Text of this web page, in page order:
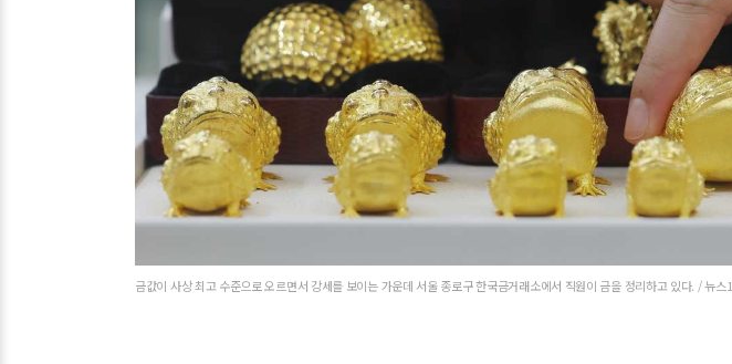
금값이 사상 최고 수준으로 오르면서 강세를 보이는 가운데 서울 종로구 한국금거래소에서 직원이 금을 정리하고 있다. / 뉴스1